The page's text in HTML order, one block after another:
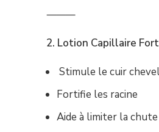
⸻
2. Lotion Capillaire
Stimule le cuir
Fortifie les racine
Aide à limiter la chute